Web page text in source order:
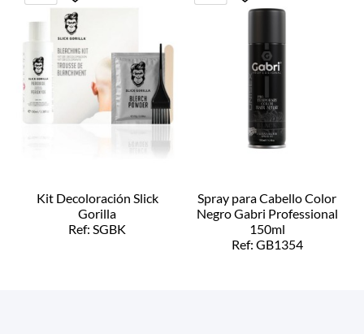
Kit Decoloración Slick
Gorilla
Ref: SGBK
Spray para Cabello Color
Negro Gabri Professional
150ml
Ref: GB1354